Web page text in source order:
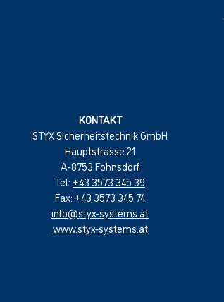
KONTAKT
STYX Sicherheitstechnik GmbH
Hauptstrasse 21
A-8753 Fohnsdorf
Tel: +43 3573 345 39
Fax: +43 3573 345 74
info@styx-systems.at
www.styx-systems.at